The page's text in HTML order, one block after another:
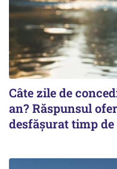
Câte zile de
an? Răspunsul
desfășurat timp de